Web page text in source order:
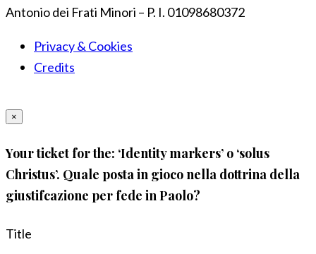
Antonio dei Frati Minori – P. I. 01098680372
Privacy & Cookies
Credits
×
Your ticket for the: ‘Identity markers’ o ‘solus
Christus’. Quale posta in gioco nella dottrina della
giustifcazione per fede in Paolo?
Title